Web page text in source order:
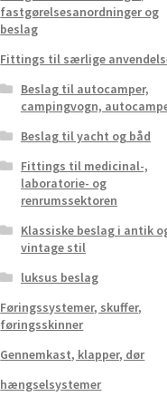
fastgørelsesanordninger og
beslag
Fittings til særlige
Beslag til autocamper,
campingvogn,
Beslag til yacht og båd
Fittings til medicinal-,
laboratorie- og
renrumssektoren
Klassiske beslag i antik
vintage stil
luksus beslag
Føringssystemer, skuffer,
føringsskinner
Gennemkast, klapper, dør
hængselsystemer